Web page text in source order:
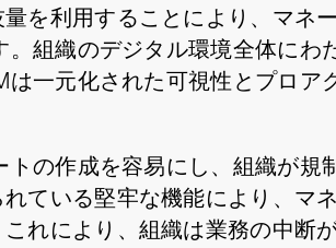
を利用することにより、マネ
組織のデジタル環境全体にわ
一元化された可視性とプロア
の作成を容易にし、組織が規
ている堅牢な機能により、マ
れにより、組織は業務の中断